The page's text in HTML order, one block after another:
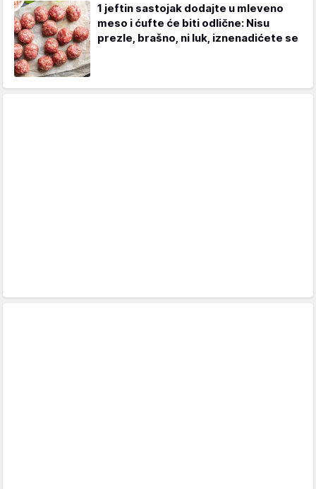
1 jeftin sastojak dodajte u mleveno
meso i ćufte će biti odlične: Nisu
prezle, brašno, ni luk, iznenadićete se